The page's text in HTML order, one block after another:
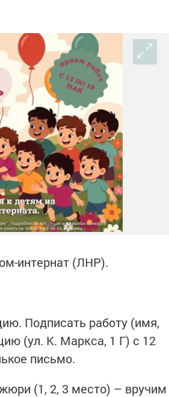
интернат (ЛНР).
Подписать работу (имя,
(ул. К. Маркса, 1 Г) с 12
письмо.
(1, 2, 3 место) – вручим